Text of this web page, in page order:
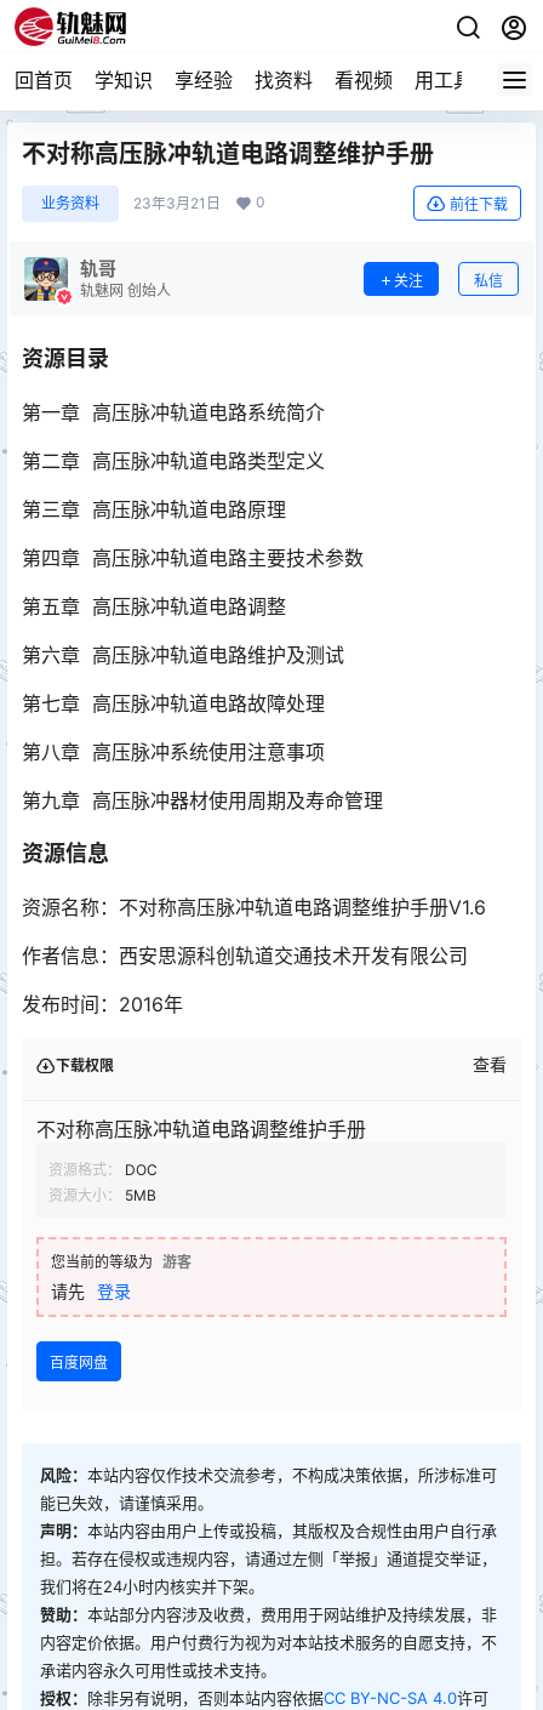
回首页 学知识 享经验 找资料 看视频 用工具 论技
不对称高压脉冲轨道电路调整维护手册
业务资料 23年3月21日 0 前往下载
轨哥
轨魅网 创始人
关注 私信
资源目录
第一章 高压脉冲轨道电路系统简介
第二章 高压脉冲轨道电路类型定义
第三章 高压脉冲轨道电路原理
第四章 高压脉冲轨道电路主要技术参数
第五章 高压脉冲轨道电路调整
第六章 高压脉冲轨道电路维护及测试
第七章 高压脉冲轨道电路故障处理
第八章 高压脉冲系统使用注意事项
第九章 高压脉冲器材使用周期及寿命管理
资源信息
资源名称：不对称高压脉冲轨道电路调整维护手册V1.6
作者信息：西安思源科创轨道交通技术开发有限公司
发布时间：2016年
下载权限 查看
不对称高压脉冲轨道电路调整维护手册
资源格式：
DOC
资源大小：
5MB
您当前的等级为 游客
请先 登录
百度网盘
风险： 本站内容仅作技术交流参考，不构成决策依据，所涉标准可
能已失效，请谨慎采用。
声明： 本站内容由用户上传或投稿，其版权及合规性由用户自行承
担。若存在侵权或违规内容，请通过左侧「举报」通道提交举证，
我们将在24小时内核实并下架。
赞助： 本站部分内容涉及收费，费用用于网站维护及持续发展，非
内容定价依据。用户付费行为视为对本站技术服务的自愿支持，不
承诺内容永久可用性或技术支持。
授权： 除非另有说明，否则本站内容依据CC BY-NC-SA 4.0许可